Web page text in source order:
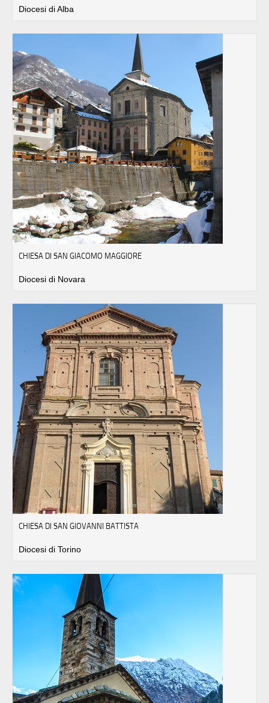
Diocesi di Alba
CHIESA DI SAN GIACOMO MAGGIORE
Diocesi di Novara
CHIESA DI SAN GIOVANNI BATTISTA
Diocesi di Torino